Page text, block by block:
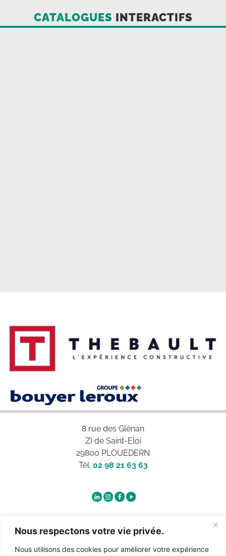
Nous respectons votre vie privée.
Nous utilisons des cookies pour améliorer votre expérience
CATALOGUES INTERACTIFS
8 rue des Glénan
ZI de Saint-Eloi
29800 PLOUEDERN
Tél. 02 98 21 63 63
Qui sommes-nous ?